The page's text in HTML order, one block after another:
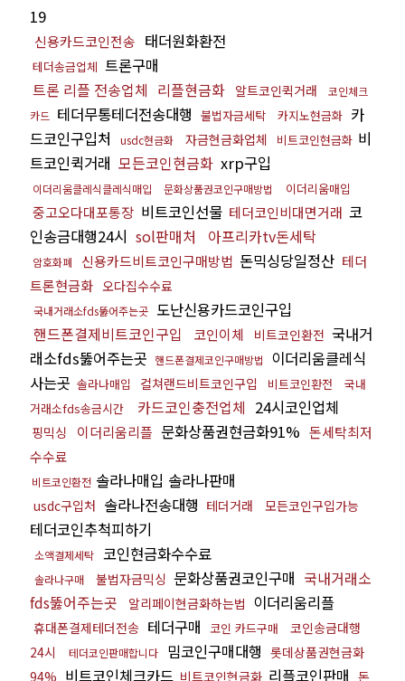
19
신용카드코인전송 태더원화환전
테더송금업체 트론구매
트론 리플 전송업체 리플현금화 알트코인퀵거래
코인체크
카드 테더무통테더전송대행 불법자금세탁 카지노현금화 카
드코인구입처
usdc현금화 자금현금화업체 비트코인현금화 비
트코인퀵거래 모든코인현금화 xrp구입
이더리움클레식클레식매입 문화상품권코인구매방법 이더리움매입
중고오다대포통장 비트코인선물 테더코인비대면거래 코
인송금대행24시 sol판매처 아프리카tv돈세탁
암호화폐 신용카드비트코인구매방법 돈믹싱당일정산 테더
트론현금화 오다집수수료
국내거래소fds뚫어주는곳 도난신용카드코인구입
핸드폰결제비트코인구입
코인이체 비트코인환전 국내거
래소fds뚫어주는곳 핸드폰결제코인구매방법
이더리움클레식
사는곳 솔라나매입 컬쳐랜드비트코인구입 비트코인환전
국내
거래소fds송금시간
카드코인충전업체 24시코인업체
핑믹싱 이더리움리플 문화상품권현금화91% 돈세탁최저
수수료
비트코인환전 솔라나매입 솔라나판매
usdc구입처 솔라나전송대행 테더거래 모든코인구입가능
테더코인추척피하기
소액결제세탁 코인현금화수수료
솔라나구매 불법자금믹싱 문화상품권코인구매 국내거래소
fds뚫어주는곳
알리페이현금화하는법 이더리움리플
휴대폰결제테더전송 테더구매 코인 카드구매
코인송금대행
24시
테더코인판매합니다 밈코인구매대행 롯데상품권현금화
94% 비트코인체크카드 비트코인현금화 리플코인판매 돈